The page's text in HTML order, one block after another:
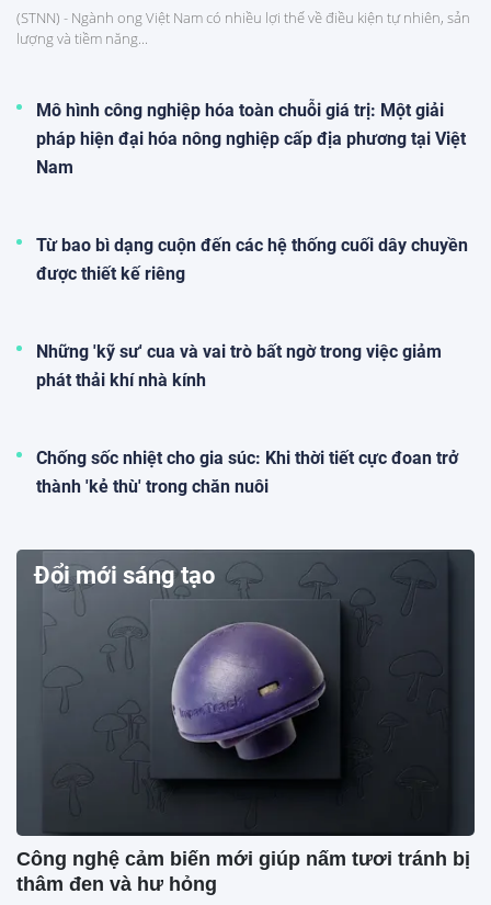
(STNN) - Ngành ong Việt Nam có nhiều lợi thế về điều kiện tự nhiên, sản
lượng và tiềm năng...
Mô hình công nghiệp hóa toàn chuỗi giá trị: Một giải
pháp hiện đại hóa nông nghiệp cấp địa phương tại Việt
Nam
Từ bao bì dạng cuộn đến các hệ thống cuối dây chuyền
được thiết kế riêng
Những 'kỹ sư' cua và vai trò bất ngờ trong việc giảm
phát thải khí nhà kính
Chống sốc nhiệt cho gia súc: Khi thời tiết cực đoan trở
thành 'kẻ thù' trong chăn nuôi
Đổi mới sáng tạo
Công nghệ cảm biến mới giúp nấm tươi tránh bị
thâm đen và hư hỏng